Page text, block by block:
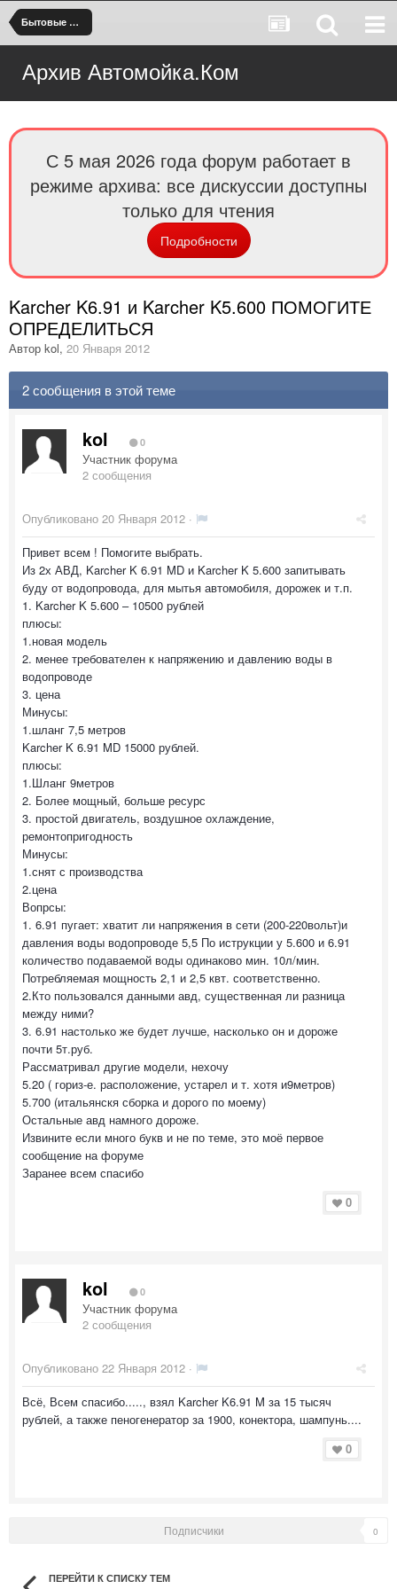
Бытовые АВД
Архив Автомойка.Ком
С 5 мая 2026 года форум работает в
режиме архива: все дискуссии доступны
только для чтения
Подробности
Karcher K6.91 и Karcher K5.600 ПОМОГИТЕ
ОПРЕДЕЛИТЬСЯ
Автор kol, 20 Января 2012
2 сообщения в этой теме
kol 0
Участник форума
2 сообщения
Опубликовано 20 Января 2012 ·
Привет всем ! Помогите выбрать.
Из 2х АВД, Karcher K 6.91 MD и Karcher K 5.600 запитывать
буду от водопровода, для мытья автомобиля, дорожек и т.п.
1. Karcher K 5.600 – 10500 рублей
плюсы:
1.новая модель
2. менее требователен к напряжению и давлению воды в
водопроводе
3. цена
Минусы:
1.шланг 7,5 метров
Karcher K 6.91 MD 15000 рублей.
плюсы:
1.Шланг 9метров
2. Более мощный, больше ресурс
3. простой двигатель, воздушное охлаждение,
ремонтопригодность
Минусы:
1.снят с производства
2.цена
Вопрсы:
1. 6.91 пугает: хватит ли напряжения в сети (200-220вольт)и
давления воды водопроводе 5,5 По иструкции у 5.600 и 6.91
количество подаваемой воды одинаково мин. 10л/мин.
Потребляемая мощность 2,1 и 2,5 квт. соответственно.
2.Кто пользовался данными авд, существенная ли разница
между ними?
3. 6.91 настолько же будет лучше, насколько он и дороже
почти 5т.руб.
Рассматривал другие модели, нехочу
5.20 ( гориз-е. расположение, устарел и т. хотя и9метров)
5.700 (итальянскя сборка и дорого по моему)
Остальные авд намного дороже.
Извините если много букв и не по теме, это моё первое
сообщение на форуме
Заранее всем спасибо
0
kol 0
Участник форума
2 сообщения
Опубликовано 22 Января 2012 ·
Всё, Всем спасибо....., взял Karcher K6.91 M за 15 тысяч
рублей, а также пеногенератор за 1900, конектора, шампунь....
0
Подписчики 0
ПЕРЕЙТИ К СПИСКУ ТЕМ